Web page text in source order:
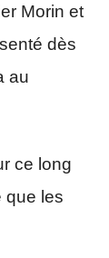
Morin et
dès
au
ce long
que les